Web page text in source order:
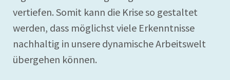
vertiefen. Somit kann die Krise so gestaltet
werden, dass möglichst viele Erkenntnisse
nachhaltig in unsere dynamische Arbeitswelt
übergehen können.